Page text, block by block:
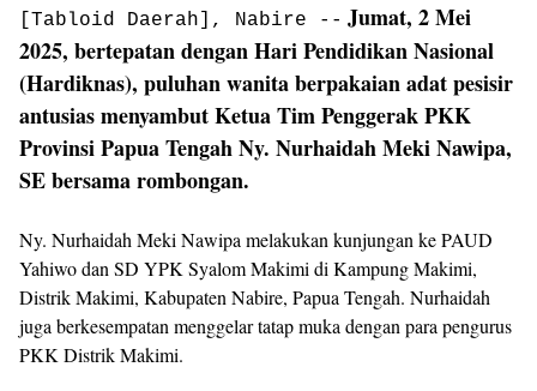
[Tabloid Daerah], Nabire -- Jumat, 2 Mei
2025, bertepatan dengan Hari Pendidikan Nasional
(Hardiknas), puluhan wanita berpakaian adat pesisir
antusias menyambut Ketua Tim Penggerak PKK
Provinsi Papua Tengah Ny. Nurhaidah Meki Nawipa,
SE bersama rombongan.
Ny. Nurhaidah Meki Nawipa melakukan kunjungan ke PAUD
Yahiwo dan SD YPK Syalom Makimi di Kampung Makimi,
Distrik Makimi, Kabupaten Nabire, Papua Tengah. Nurhaidah
juga berkesempatan menggelar tatap muka dengan para pengurus
PKK Distrik Makimi.